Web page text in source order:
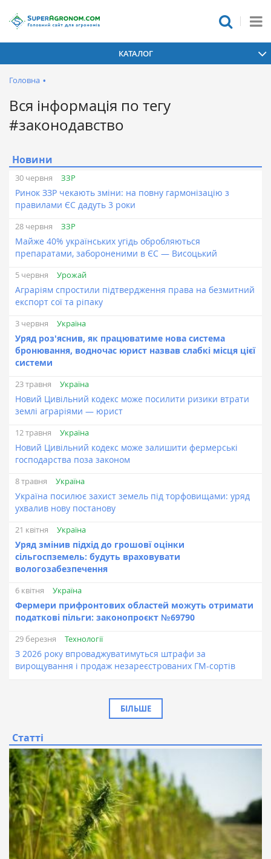
КАТАЛОГ
Головна •
Вся інформація по тегу
#законодавство
Новини
30 червня ЗЗР
Ринок ЗЗР чекають зміни: на повну гармонізацію з
правилами ЄС дадуть 3 роки
28 червня ЗЗР
Майже 40% українських угідь обробляються
препаратами, забороненими в ЄС — Висоцький
5 червня Урожай
Аграріям спростили підтвердження права на безмитний
експорт сої та ріпаку
3 червня Україна
Уряд роз'яснив, як працюватиме нова система
бронювання, водночас юрист назвав слабкі місця цієї
системи
23 травня Україна
Новий Цивільний кодекс може посилити ризики втрати
землі аграріями — юрист
12 травня Україна
Новий Цивільний кодекс може залишити фермерські
господарства поза законом
8 травня Україна
Україна посилює захист земель під торфовищами: уряд
ухвалив нову постанову
21 квітня Україна
Уряд змінив підхід до грошовї оцінки
сільгоспземель: будуть враховувати
вологозабезпечення
6 квітня Україна
Фермери прифронтових областей можуть отримати
податкові пільги: законопроєкт №69790
29 березня Технології
З 2026 року впроваджуватимуться штрафи за
вирощування і продаж незареєстрованих ГМ-сортів
БІЛЬШЕ
Статті